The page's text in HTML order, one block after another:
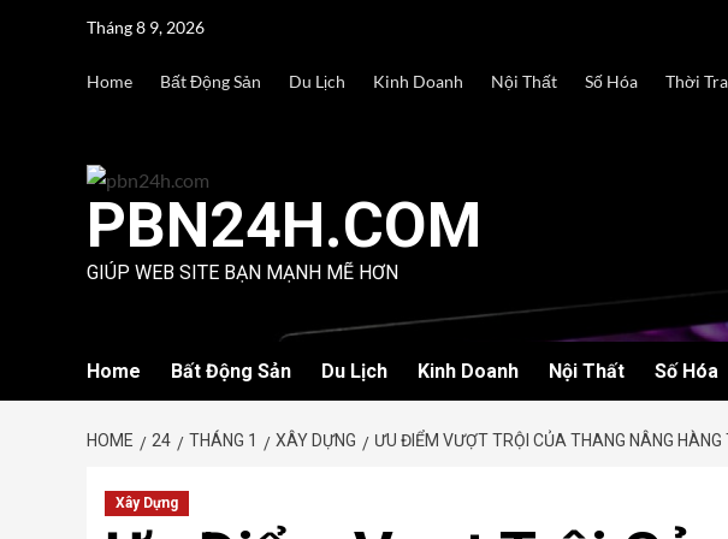
Tháng 8 9, 2026
Home Bất Động Sản Du Lịch Kinh Doanh Nội Thất Số Hóa Thời
PBN24H.COM
GIÚP WEB SITE BẠN MẠNH MẼ HƠN
Home Bất Động Sản Du Lịch Kinh Doanh Nội Thất Số Hóa
HOME 24 THÁNG 1 XÂY DỰNG ƯU ĐIỂM VƯỢT TRỘI CỦA THANG NÂNG
Xây Dựng